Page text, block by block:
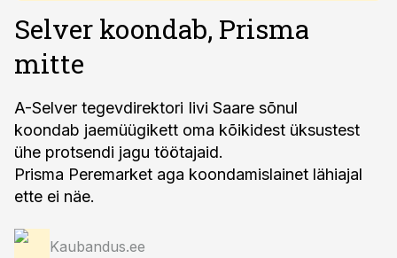
Selver koondab, Prisma
mitte
A-Selver tegevdirektori Iivi Saare sõnul
koondab jaemüügikett oma kõikidest üksustest
ühe protsendi jagu töötajaid.
Prisma Peremarket aga koondamislainet lähiajal
ette ei näe.
Kaubandus.ee